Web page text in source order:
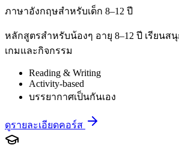
ภาษาอังกฤษสำหรับเด็ก 8–12 ปี
หลักสูตรสำหรับน้องๆ อายุ 8–12 ปี เรียนส
เกมและกิจกรรม
Reading & Writing
Activity-based
บรรยากาศเป็นกันเอง
ดูรายละเอียดคอร์ส